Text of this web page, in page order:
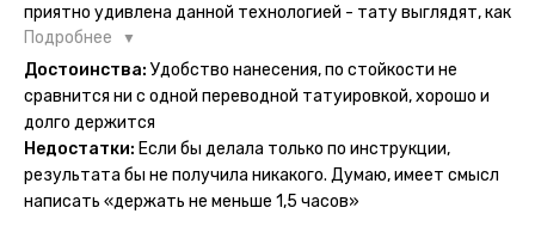
приятно удивлена данной технологией - тату выглядят, как
настоящие, и не тускнеют больше недели даже несмотря
на контакты с водой! На сайте очень большой выбор по
тематике и размерам, быстрая доставка. Заказывала сразу
очередного рисунка у меня на руке друзья до сих пор
каждый раз уточняют, временная ли тату или я всё-таки
решила себе что-то набить :) Т. к. если следовать
инструкции, то её действительно не отличить от
Подробнее
Достоинства: Удобство нанесения, по стойкости не
сравнится ни с одной переводной татуировкой, хорошо и
долго держится
Недостатки: Если бы делала только по инструкции,
результата бы не получила никакого. Думаю, имеет смысл
написать «держать не меньше 1,5 часов»